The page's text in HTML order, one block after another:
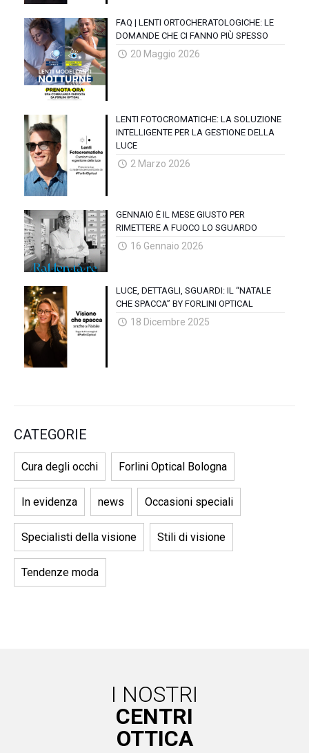
FAQ | LENTI ORTOCHERATOLOGICHE: LE
DOMANDE CHE CI FANNO PIÙ SPESSO
20 Maggio 2026
LENTI FOTOCROMATICHE: LA SOLUZIONE
INTELLIGENTE PER LA GESTIONE DELLA
LUCE
2 Marzo 2026
GENNAIO È IL MESE GIUSTO PER
RIMETTERE A FUOCO LO SGUARDO
16 Gennaio 2026
LUCE, DETTAGLI, SGUARDI: IL “NATALE
CHE SPACCA” BY FORLINI OPTICAL
18 Dicembre 2025
CATEGORIE
Cura degli occhi Forlini Optical Bologna
In evidenza news Occasioni speciali
Specialisti della visione Stili di visione
Tendenze moda
I NOSTRI
CENTRI
OTTICA